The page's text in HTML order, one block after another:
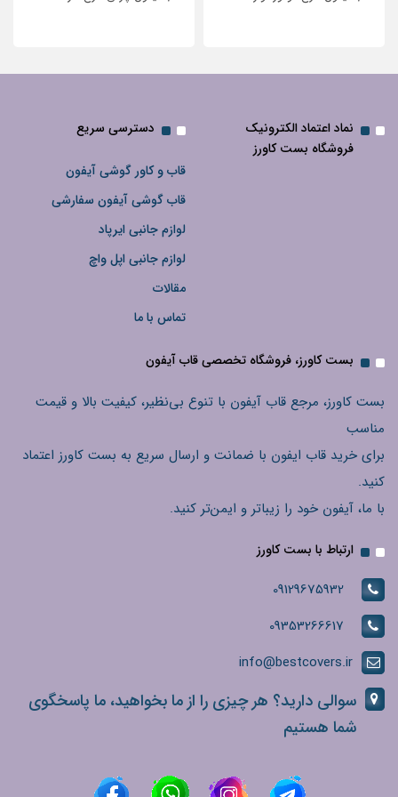
نماد اعتماد الکترونیک
فروشگاه بست کاورز
دسترسی سریع
قاب و کاور گوشی آیفون
قاب گوشی آیفون سفارشی
لوازم جانبی ایرپاد
لوازم جانبی اپل واچ
مقالات
تماس با ما
بست کاورز، فروشگاه تخصصی قاب آیفون
بست کاورز، مرجع قاب آیفون با تنوع بی‌نظیر، کیفیت بالا و قیمت
مناسب
برای خرید قاب ایفون با ضمانت و ارسال سریع به بست کاورز اعتماد
کنید.
با ما، آیفون خود را زیباتر و ایمن‌تر کنید.
ارتباط با بست کاورز
09129675932
09353266617
info@bestcovers.ir
سوالی دارید؟ هر چیزی را از ما بخواهید، ما پاسخگوی
شما هستیم